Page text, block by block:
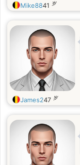
Mike8841 岁
James247 岁